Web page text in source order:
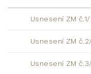
Usnesení ZM
Usnesení ZM
Usnesení ZM